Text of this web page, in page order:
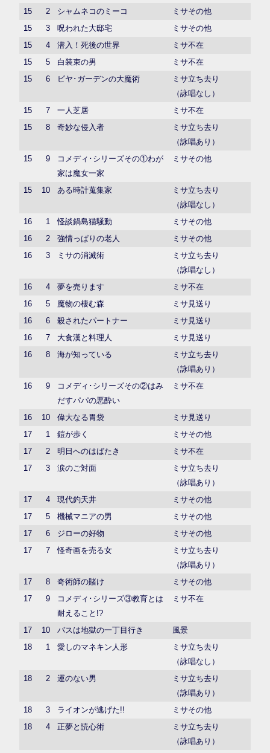
15
2 シャムネコのミーコ
ミサその他
15
3 呪われた大邸宅
ミサその他
15
4 潜入！死後の世界
ミサ不在
15
5 白装束の男
ミサ不在
15
6 ビヤ･ガーデンの大魔術
ミサ立ち去り
（詠唱なし）
15
7 一人芝居
ミサ不在
15
8 奇妙な侵入者
ミサ立ち去り
（詠唱あり）
15
9
コメディ･シリーズその①わが
家は魔女一家
ミサその他
15 10 ある時計蒐集家
ミサ立ち去り
（詠唱なし）
16
1 怪談鍋島猫騒動
ミサその他
16
2 強情っぱりの老人
ミサその他
16
3 ミサの消滅術
ミサ立ち去り
（詠唱なし）
16
4 夢を売ります
ミサ不在
16
5 魔物の棲む森
ミサ見送り
16
6 殺されたパートナー
ミサ見送り
16
7 大食漢と料理人
ミサ見送り
16
8 海が知っている
ミサ立ち去り
（詠唱あり）
16
9
コメディ･シリーズその②はみ
だすパパの悪酔い
ミサ不在
16 10 偉大なる胃袋
ミサ見送り
17
1 鎧が歩く
ミサその他
17
2 明日へのはばたき
ミサ不在
17
3 涙のご対面
ミサ立ち去り
（詠唱あり）
17
4 現代釣天井
ミサその他
17
5 機械マニアの男
ミサその他
17
6 ジローの好物
ミサその他
17
7 怪奇画を売る女
ミサ立ち去り
（詠唱あり）
17
8 奇術師の賭け
ミサその他
17
9
コメディ･シリーズ③教育とは
耐えること!?
ミサ不在
17 10 バスは地獄の一丁目行き
風景
18
1 愛しのマネキン人形
ミサ立ち去り
（詠唱なし）
18
2 運のない男
ミサ立ち去り
（詠唱あり）
18
3 ライオンが逃げた!!
ミサその他
18
4 正夢と読心術
ミサ立ち去り
（詠唱あり）